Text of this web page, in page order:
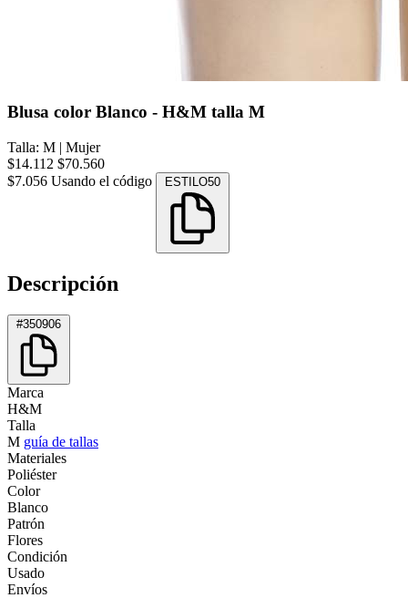
Blusa color Blanco - H&M talla M
Talla: M | Mujer
$14.112 $70.560
$7.056 Usando el código ESTILO50
Descripción
#350906
Marca
H&M
Talla
M guía de tallas
Materiales
Poliéster
Color
Blanco
Patrón
Flores
Condición
Usado
Envíos